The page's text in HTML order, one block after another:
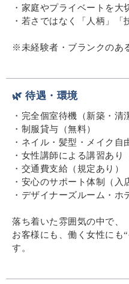
・家庭やプライベートを大
・若さではなく「人柄」「
※未経験者・ブランクのあ
🌿 待遇・環境
・完全個室待機（新築・清
・制服貸与（無料）
・ネイル・髪型・メイク自
・女性講師による講習あり
・交通費支給（規定あり）
・安心のサポート体制（入
・デザイナーズルーム・ホ
落ち着いた雰囲気の中で、
お客様にも、働く女性にも
す。